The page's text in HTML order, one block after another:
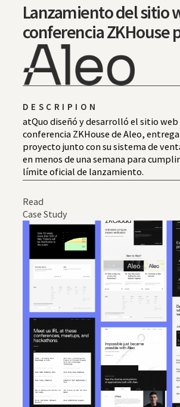
Lanzamiento del sitio
conferencia ZKHouse
DESCRIPION
atQuo diseñó y desarrolló el sitio web
conferencia ZKHouse de Aleo,
proyecto junto con su sistema de
en menos de una semana para
límite oficial de lanzamiento.
Read
Case Study